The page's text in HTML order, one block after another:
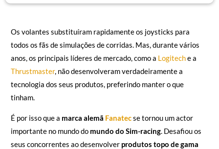
Os volantes substituíram rapidamente os joysticks para
todos os fãs de simulações de corridas. Mas, durante vários
anos, os principais líderes de mercado, como a Logiteche a
Thrustmaster, não desenvolveram verdadeiramente a
tecnologia dos seus produtos, preferindo manter o que
tinham.
É por isso que a marca alemã Fanatecse tornou um actor
importante no mundo do mundo do Sim-racing. Desafiou os
seus concorrentes ao desenvolver produtos topo de gama